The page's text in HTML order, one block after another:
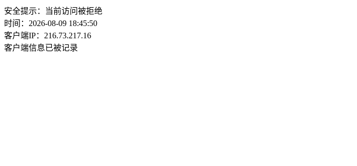
安全提示：当前访问被拒绝
时间：2026-08-09 18:45:50
客户端IP：216.73.217.16
客户端信息已被记录